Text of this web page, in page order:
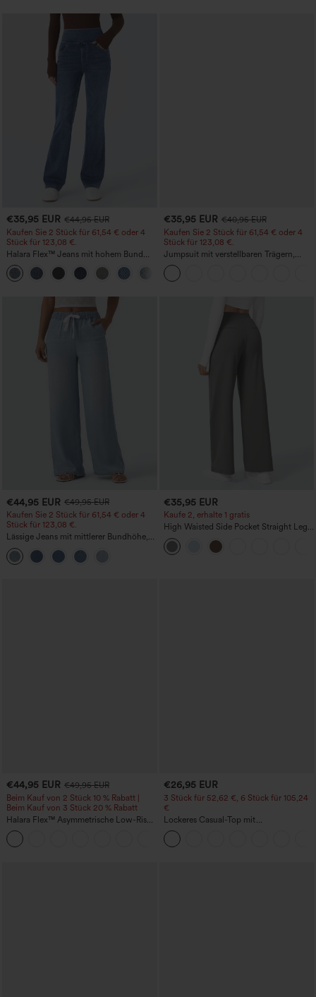
€35,95 EUR €44,95 EUR
Kaufen Sie 2 Stück für 61,54 € oder 4
Stück für 123,08 €.
Halara Flex™ Jeans mit hohem Bund
und Taschen, gewaschener, lässiger
Bootcut
€35,95 EUR €40,95 EUR
Kaufen Sie 2 Stück für 61,54 € oder 4
Stück für 123,08 €.
Jumpsuit mit verstellbaren Trägern,
gerafftem Detail, weitem Bein und
meliertem Stoff, lässig, mit Taschen -
Easy Peezy
€44,95 EUR €49,95 EUR
Kaufen Sie 2 Stück für 61,54 € oder 4
Stück für 123,08 €.
Lässige Jeans mit mittlerer Bundhöhe,
Kordelzug und Taschen
€35,95 EUR
Kaufe 2, erhalte 1 gratis
High Waisted Side Pocket Straight Leg
Work Pants
€44,95 EUR €49,95 EUR
Beim Kauf von 2 Stück 10 % Rabatt |
Beim Kauf von 3 Stück 20 % Rabatt
Halara Flex™ Asymmetrische Low-Rise-
Jeans mit Reißverschlusstaschen,
Baggy-Stil, weitem Bein, gewaschen,
lässig
€26,95 EUR
3 Stück für 52,62 €, 6 Stück für 105,24
€
Lockeres Casual-Top mit
Rundhalsausschnitt und
Fledermausärmeln